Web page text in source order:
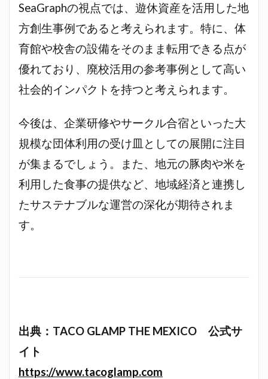
SeaGraphの視点では、遊休資産を活用した地
方創生事例であると考えられます。特に、体
育館や校舎の設備をそのまま転用できる点が
優れており、廃校活用の参考事例として高い
社会的インパクトを持つと考えられます。
今後は、企業研修やサークル合宿といった大
規模な団体利用の受け皿としての展開に注目
が集まるでしょう。また、地元の豚肉や米を
利用した食事の提供など、地域経済と連携し
たサステナブルな運営の深化が期待されま
す。
出典：TACO GLAMP THE MEXICO 公式サ
イト
https://www.tacoglamp.com